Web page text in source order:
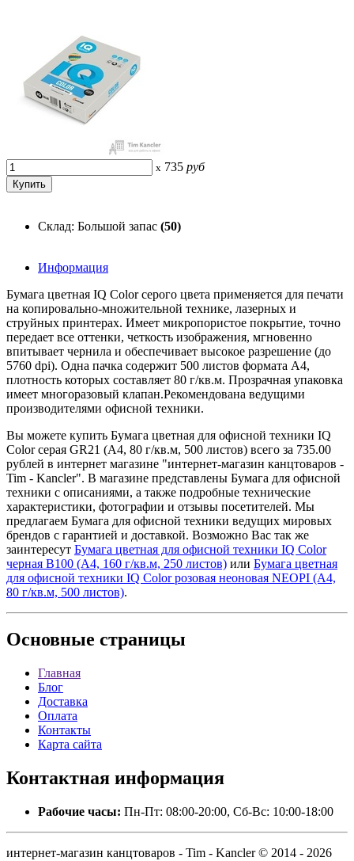
x 735 руб
Склад: Большой запас (50)
Информация
Бумага цветная IQ Color серого цвета применяется для печати
на копировально-множительной технике, лазерных и
струйных принтерах. Имеет микропористое покрытие, точно
передает все оттенки, четкость изображения, мгновенно
впитывает чернила и обеспечивает высокое разрешение (до
5760 dpi). Одна пачка содержит 500 листов формата А4,
плотность которых составляет 80 г/кв.м. Прозрачная упаковка
имеет многоразовый клапан.Рекомендована ведущими
производителями офисной техники.
Вы можете купить Бумага цветная для офисной техники IQ
Color серая GR21 (А4, 80 г/кв.м, 500 листов) всего за 735.00
рублей в интернет магазине "интернет-магазин канцтоваров -
Tim - Kancler". В магазине представлены Бумага для офисной
техники с описаниями, а также подробные технические
характеристики, фотографии и отзывы посетителей. Мы
предлагаем Бумага для офисной техники ведущих мировых
брендов с гарантией и доставкой. Возможно Вас так же
заинтересут Бумага цветная для офисной техники IQ Color
черная В100 (А4, 160 г/кв.м, 250 листов) или Бумага цветная
для офисной техники IQ Color розовая неоновая NEOPI (А4,
80 г/кв.м, 500 листов).
Основные страницы
Главная
Блог
Доставка
Оплата
Контакты
Карта сайта
Контактная информация
Рабочие часы: Пн-Пт: 08:00-20:00, Сб-Вс: 10:00-18:00
интернет-магазин канцтоваров - Tim - Kancler © 2014 - 2026